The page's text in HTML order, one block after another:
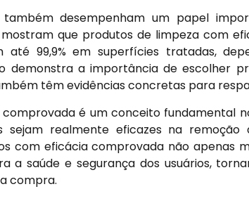
desempenham um papel
que produtos de limpeza com
até 99,9% em superfícies tratadas,
demonstra a importância de escolher
têm evidências concretas para
comprovada é um conceito fundamental
sejam realmente eficazes na
com eficácia comprovada não apenas
a saúde e segurança dos usuários,
compra.